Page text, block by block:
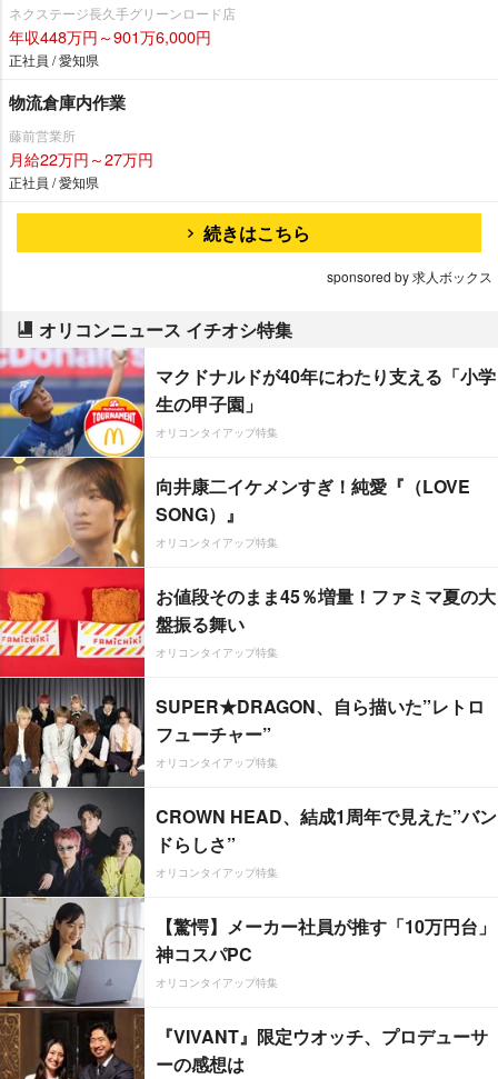
ネクステージ⾧久手グリーンロード店
年収448万円～901万6,000円
正社員 / 愛知県
物流倉庫内作業
藤前営業所
月給22万円～27万円
正社員 / 愛知県
続きはこちら
sponsored by 求人ボックス
オリコンニュース イチオシ特集
マクドナルドが40年にわたり支える「小学
生の甲子園」
オリコンタイアップ特集
向井康二イケメンすぎ！純愛『（LOVE
SONG）』
オリコンタイアップ特集
お値段そのまま45％増量！ファミマ夏の大
盤振る舞い
オリコンタイアップ特集
SUPER★DRAGON、自ら描いた”レトロ
フューチャー”
オリコンタイアップ特集
CROWN HEAD、結成1周年で見えた”バン
ドらしさ”
オリコンタイアップ特集
【驚愕】メーカー社員が推す「10万円台」
神コスパPC
オリコンタイアップ特集
『VIVANT』限定ウオッチ、プロデューサ
ーの感想は